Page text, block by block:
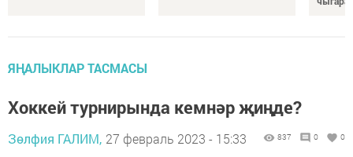
ЯҢАЛЫКЛАР ТАСМАСЫ
Хоккей турнирында кемнәр җиңде?
Зөлфия ГАЛИМ, 27 февраль 2023 - 15:33 837 0 0